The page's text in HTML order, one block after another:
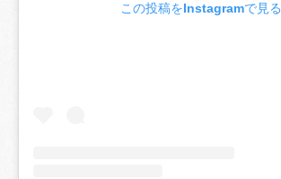
この投稿をInstagramで見る